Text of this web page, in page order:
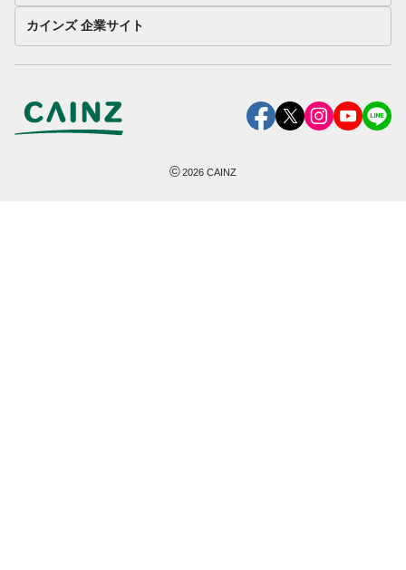
カインズ 企業サイト
©2026 CAINZ